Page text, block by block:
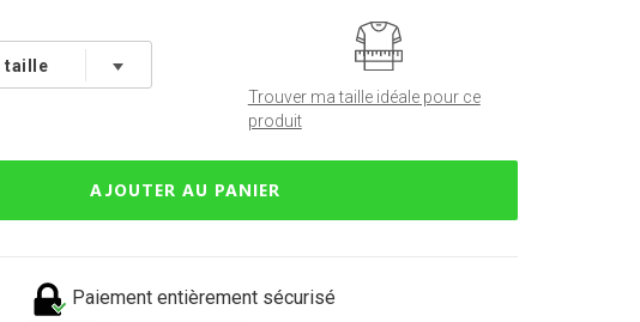
Trouver ma taille idéale pour ce
produit
AJOUTER AU PANIER
Paiement entièrement sécurisé